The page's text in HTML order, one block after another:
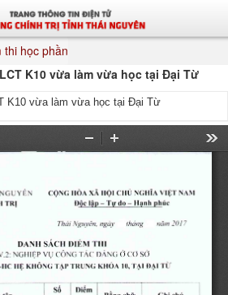
thi học phần
K10 vừa làm vừa học tại Đại Từ
K10 vừa làm vừa học tại Đại Từ